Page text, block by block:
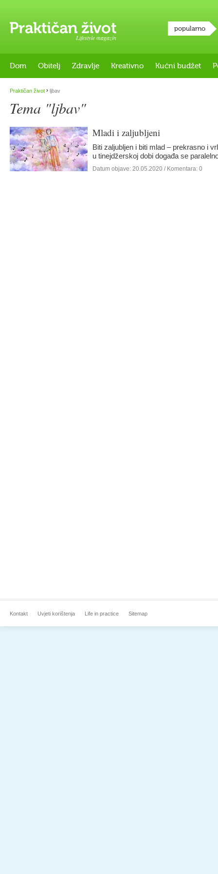
Lifestyle magazin
popularno
Dom Obitelj Zdravlje Kreativno Kućni budžet
Praktičan život › ljbav
Tema "ljbav"
Mladi i zaljubljeni
Biti zaljubljen i biti mlad – prekrasno i
u tinejdžerskoj dobi događa se
Datum objave: 20.05.2020 / Komentara: 0
Kontakt Uvjeti korištenja Life in practice Sitemap